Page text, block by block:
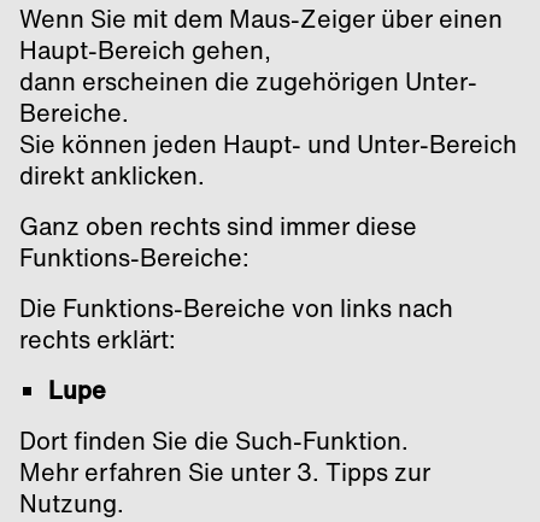
Wenn Sie mit dem Maus-Zeiger über einen
Haupt-Bereich gehen,
dann erscheinen die zugehörigen Unter-
Bereiche.
Sie können jeden Haupt- und Unter-Bereich
direkt anklicken.
Ganz oben rechts sind immer diese
Funktions-Bereiche:
Die Funktions-Bereiche von links nach
rechts erklärt:
Lupe
Dort finden Sie die Such-Funktion.
Mehr erfahren Sie unter 3. Tipps zur
Nutzung.